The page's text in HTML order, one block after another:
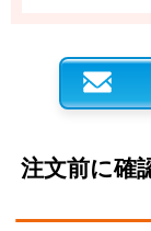
注文前に確